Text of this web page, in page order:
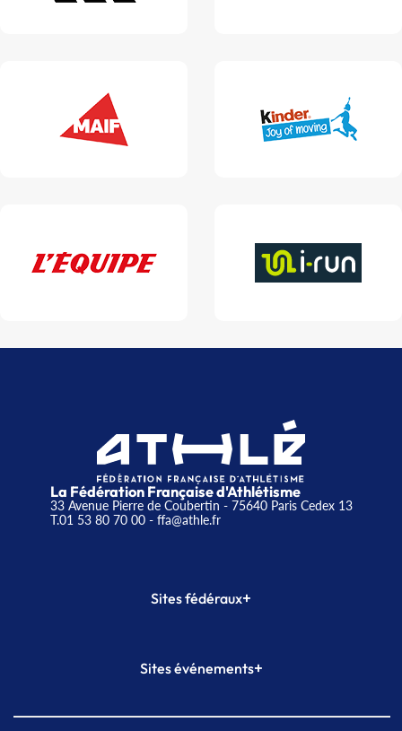
La Fédération Française d'Athlétisme
33 Avenue Pierre de Coubertin - 75640 Paris Cedex 13
T.01 53 80 70 00- ffa@athle.fr
Sites fédéraux+
Plateforme Formation
Sites événements+
Meeting de Paris indoor